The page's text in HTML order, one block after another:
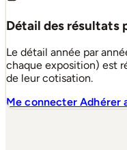
Détail des résultats
Le détail année par
chaque exposition) est
de leur cotisation.
Me connecterAdhérer